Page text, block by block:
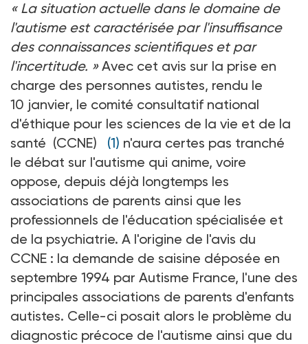
« La situation actuelle dans le domaine de
l'autisme est caractérisée par l'insuffisance
des connaissances scientifiques et par
l'incertitude. »Avec cet avis sur la prise en
charge des personnes autistes, rendu le
10 janvier, le comité consultatif national
d'éthique pour les sciences de la vie et de la
santé (CCNE) (1) n'aura certes pas tranché
le débat sur l'autisme qui anime, voire
oppose, depuis déjà longtemps les
associations de parents ainsi que les
professionnels de l'éducation spécialisée et
de la psychiatrie. A l'origine de l'avis du
CCNE : la demande de saisine déposée en
septembre 1994 par Autisme France, l'une des
principales associations de parents d'enfants
autistes. Celle-ci posait alors le problème du
diagnostic précoce de l'autisme ainsi que du